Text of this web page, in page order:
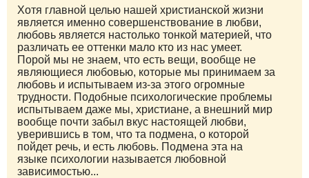
Хотя главной целью нашей христианской жизни
является именно совершенствование в любви,
любовь является настолько тонкой материей, что
различать ее оттенки мало кто из нас умеет.
Порой мы не знаем, что есть вещи, вообще не
являющиеся любовью, которые мы принимаем за
любовь и испытываем из-за этого огромные
трудности. Подобные психологические проблемы
испытываем даже мы, христиане, а внешний мир
вообще почти забыл вкус настоящей любви,
уверившись в том, что та подмена, о которой
пойдет речь, и есть любовь. Подмена эта на
языке психологии называется любовной
зависимостью...